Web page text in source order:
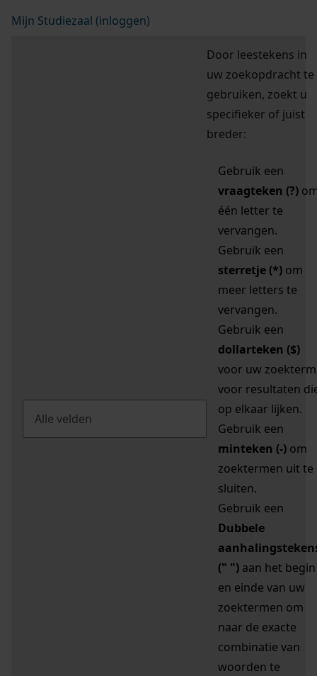
Mijn Studiezaal (inloggen)
Door leestekens in
uw zoekopdracht te
gebruiken, zoekt u
specifieker of juist
breder:
Gebruik een
vraagteken (?)
één letter te
vervangen.
Gebruik een
sterretje (*) om
meer letters te
vervangen.
Gebruik een
dollarteken ($)
voor uw zoekterm
voor resultaten
op elkaar lijken.
Gebruik een
minteken (-) om
zoektermen uit te
sluiten.
Gebruik een
Dubbele
(" ") aan het begin
en einde van uw
zoektermen om
naar de exacte
combinatie van
woorden te